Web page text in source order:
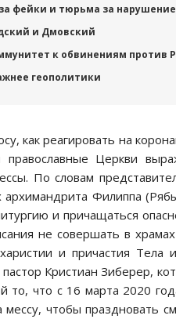
фейки и тюрьма за
и Дмовский
к обвинениям против
геополитики
как реагировать на
Церкви
По словам
Филиппа
и причащаться
не совершать в
и причастия Тела
Кристиан Зиберер,
то, что с 16 марта 2020
чтобы праздновать